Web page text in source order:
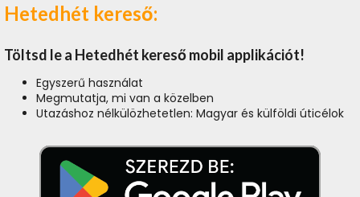
Hetedhét kereső:
Töltsd le a Hetedhét kereső mobil applikációt!
Egyszerű használat
Megmutatja, mi van a közelben
Utazáshoz nélkülözhetetlen: Magyar és külföldi úticélok